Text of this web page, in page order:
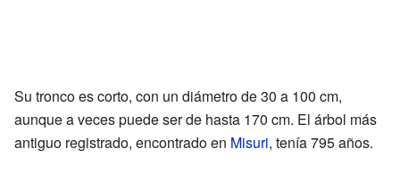
Su tronco es corto, con un diámetro de 30 a 100 cm,
aunque a veces puede ser de hasta 170 cm. El árbol más
antiguo registrado, encontrado en Misuri, tenía 795 años.